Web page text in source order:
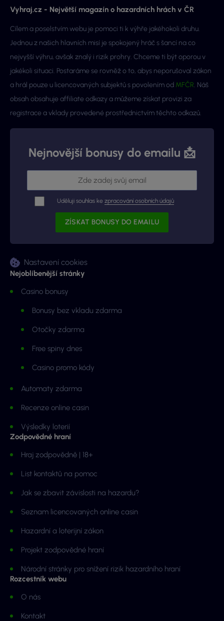
Vyhraj.cz - Největší magazín o hazardních hrách v ČR
Cílem a poselstvím webu je pomoci ti k výhře jakéhokoli druhu.
Jednou z našich hlavních misí je spokojený hráč s šancí na co
nejvyšší výhru, avšak znalý i rizik prohry. Chceme ti být oporou v
jakékoli situaci. Postaráme se rovněž o to, abys neporušoval zákon
a hrál pouze u licencovaných subjektů s povolením od MFČR. Náš
obsah obsahuje affiliate odkazy a můžeme získat provizi za
registrace a vklady provedené prostřednictvím těchto odkazů.
Nejnovější bonusy do emailu 📩
Uděluji souhlas ke zpracování osobních údajů
Nastavení cookies
Nejoblíbenější stránky
Casino bonusy
Bonusy bez vkladu zdarma
Otočky zdarma
Free spiny dnes
Casino promo kódy
Automaty zdarma
Recenze online casin
Výsledky loterií
Zodpovědné hraní
Hraj zodpovědně | 18+
List kontaktů na pomoc
Jak se zbavit závislosti na hazardu?
Seznam licencovaných online casin
Hazardní a loterijní zákon
Projekt zodpovědné hraní
Národní stránky pro snížení rizik hazardního hraní
Rozcestník webu
O nás
Kontakt